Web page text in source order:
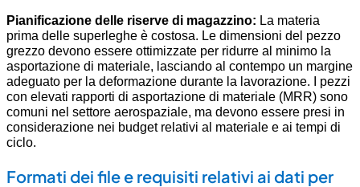
Pianificazione delle riserve di magazzino: La materia
prima delle superleghe è costosa. Le dimensioni del pezzo
grezzo devono essere ottimizzate per ridurre al minimo la
asportazione di materiale, lasciando al contempo un margine
adeguato per la deformazione durante la lavorazione. I pezzi
con elevati rapporti di asportazione di materiale (MRR) sono
comuni nel settore aerospaziale, ma devono essere presi in
considerazione nei budget relativi al materiale e ai tempi di
ciclo.
Formati dei file e requisiti relativi ai dati per